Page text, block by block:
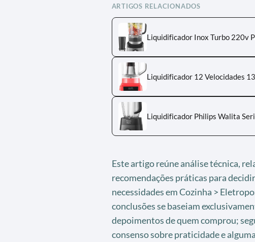
ARTIGOS RELACIONADOS
Liquidificador Inox Turbo 220v
Liquidificador 12 Velocidades
Liquidificador Philips Walita
Este artigo reúne análise técnica,
recomendações práticas para
necessidades em Cozinha >
conclusões se baseiam
depoimentos de quem comprou;
consenso sobre praticidade e